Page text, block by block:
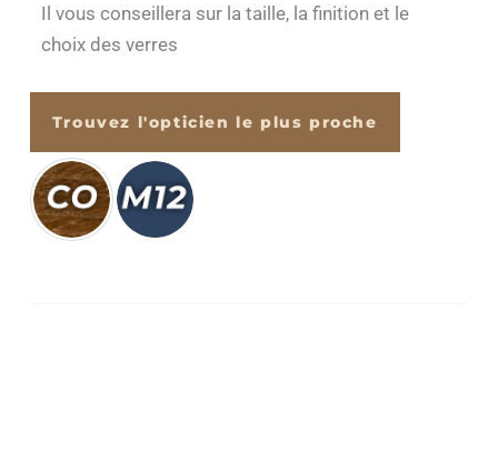
Il vous conseillera sur la taille, la finition et le
choix des verres
Trouvez l'opticien le plus proche